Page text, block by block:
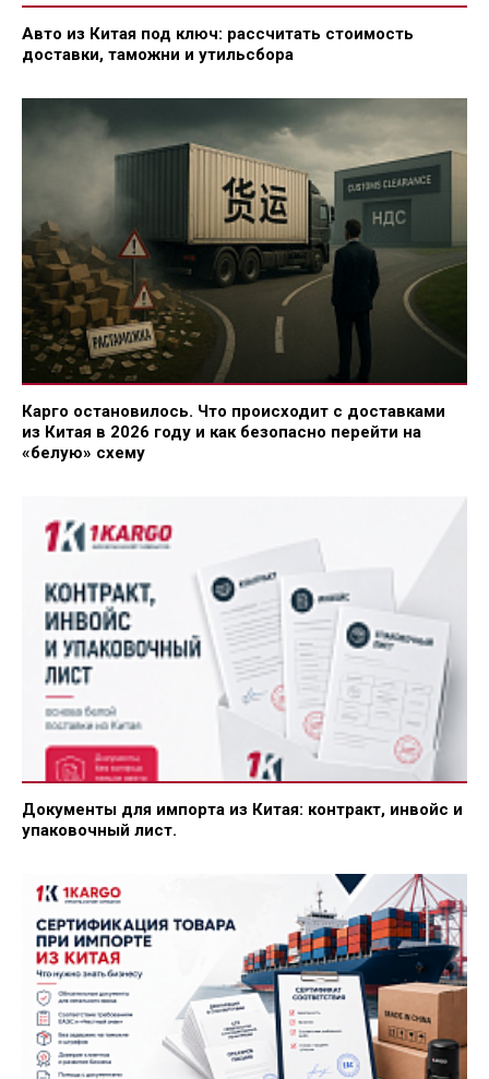
Авто из Китая под ключ: рассчитать стоимость
доставки, таможни и утильсбора
Карго остановилось. Что происходит с доставками
из Китая в 2026 году и как безопасно перейти на
«белую» схему
Документы для импорта из Китая: контракт, инвойс и
упаковочный лист.